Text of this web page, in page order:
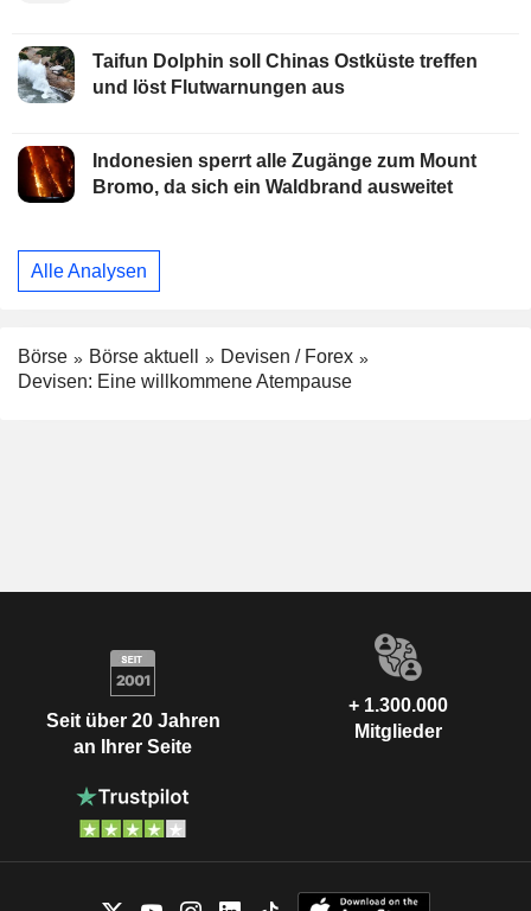
Taifun Dolphin soll Chinas Ostküste treffen
und löst Flutwarnungen aus
Indonesien sperrt alle Zugänge zum Mount
Bromo, da sich ein Waldbrand ausweitet
Alle Analysen
Börse Börse aktuell
Devisen / Forex
Devisen: Eine willkommene Atempause
Seit über 20 Jahren
an Ihrer Seite
+ 1.300.000
Mitglieder